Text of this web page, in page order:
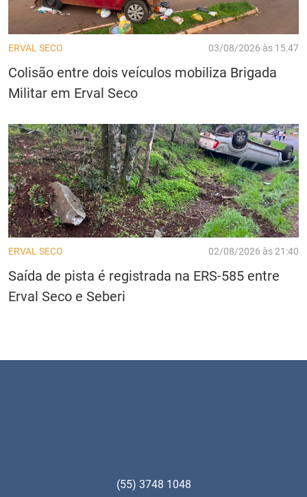
ERVAL SECO 03/08/2026 às 15:47
Colisão entre dois veículos mobiliza Brigada
Militar em Erval Seco
ERVAL SECO 02/08/2026 às 21:40
Saída de pista é registrada na ERS-585 entre
Erval Seco e Seberi
(55) 3748 1048